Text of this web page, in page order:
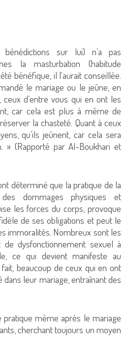
sur lui) n’a pas
la masturbation (habitude
bénéfique, il l'aurait conseillée.
le mariage ou le jeûne, en
d’entre vous qui en ont les
car cela est plus à même de
la chasteté. Quant à ceux
qu’ils jeûnent, car cela sera
» (Rapporté par Al-Boukhari et
déterminé que la pratique de la
dommages physiques et
les forces du corps, provoque
de ses obligations et peut le
immoralités. Nombreux sont les
dysfonctionnement sexuel à
ce qui devient manifeste au
beaucoup de ceux qui en ont
dans leur mariage, entraînant des
pratique même après le mariage
cherchant toujours un moyen